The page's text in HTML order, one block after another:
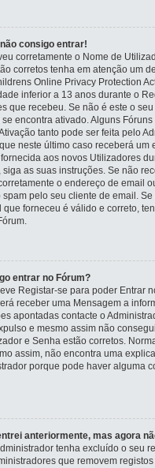
consigo entrar!
corretamente o Nome de
corretos tenha em atenção um
Online Privacy Protection
inferior a 13 anos durante o
que recebeu. Se não é este o
encontra ativado. Alguns
tanto pode ser feita pelo
neste último caso receberá um
aos novos Utilizadores
as suas instruções. Se não
o endereço de email
pelo seu cliente de email.
forneceu é válido e correto,
entrar no Fórum?
Registar-se para poder Entrar
receber uma Mensagem a
apontadas contacte o
e mesmo assim não
e Senha estão corretos.
assim, não encontra uma
porque pode haver alguma
anteriormente, mas agora
tenha excluído o seu
que removem